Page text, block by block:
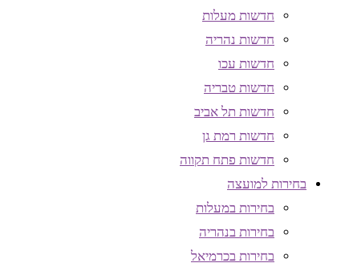
חדשות מעלות
חדשות נהריה
חדשות עכו
חדשות טבריה
חדשות תל אביב
חדשות רמת גן
חדשות פתח תקווה
בחירות למועצה
בחירות במעלות
בחירות בנהריה
בחירות בכרמיאל